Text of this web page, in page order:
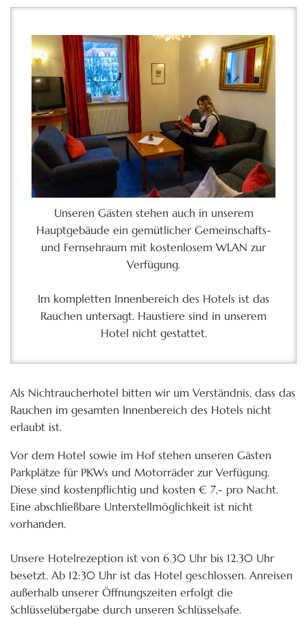
Unseren Gästen stehen auch in unserem
Hauptgebäude ein gemütlicher Gemeinschafts-
und Fernsehraum mit kostenlosem WLAN zur
Verfügung.
Im kompletten Innenbereich des Hotels ist das
Rauchen untersagt. Haustiere sind in unserem
Hotel nicht gestattet.
Als Nichtraucherhotel bitten wir um Verständnis, dass das
Rauchen im gesamten Innenbereich des Hotels nicht
erlaubt ist.
Vor dem Hotel sowie im Hof stehen unseren Gästen
Parkplätze für PKWs und Motorräder zur Verfügung.
Diese sind kostenpflichtig und kosten € 7,- pro Nacht.
Eine abschließbare Unterstellmöglichkeit ist nicht
vorhanden.
Unsere Hotelrezeption ist von 6.30 Uhr bis 12.30 Uhr
besetzt. Ab 12:30 Uhr ist das Hotel geschlossen. Anreisen
außerhalb unserer Öffnungszeiten erfolgt die
Schlüsselübergabe durch unseren Schlüsselsafe.